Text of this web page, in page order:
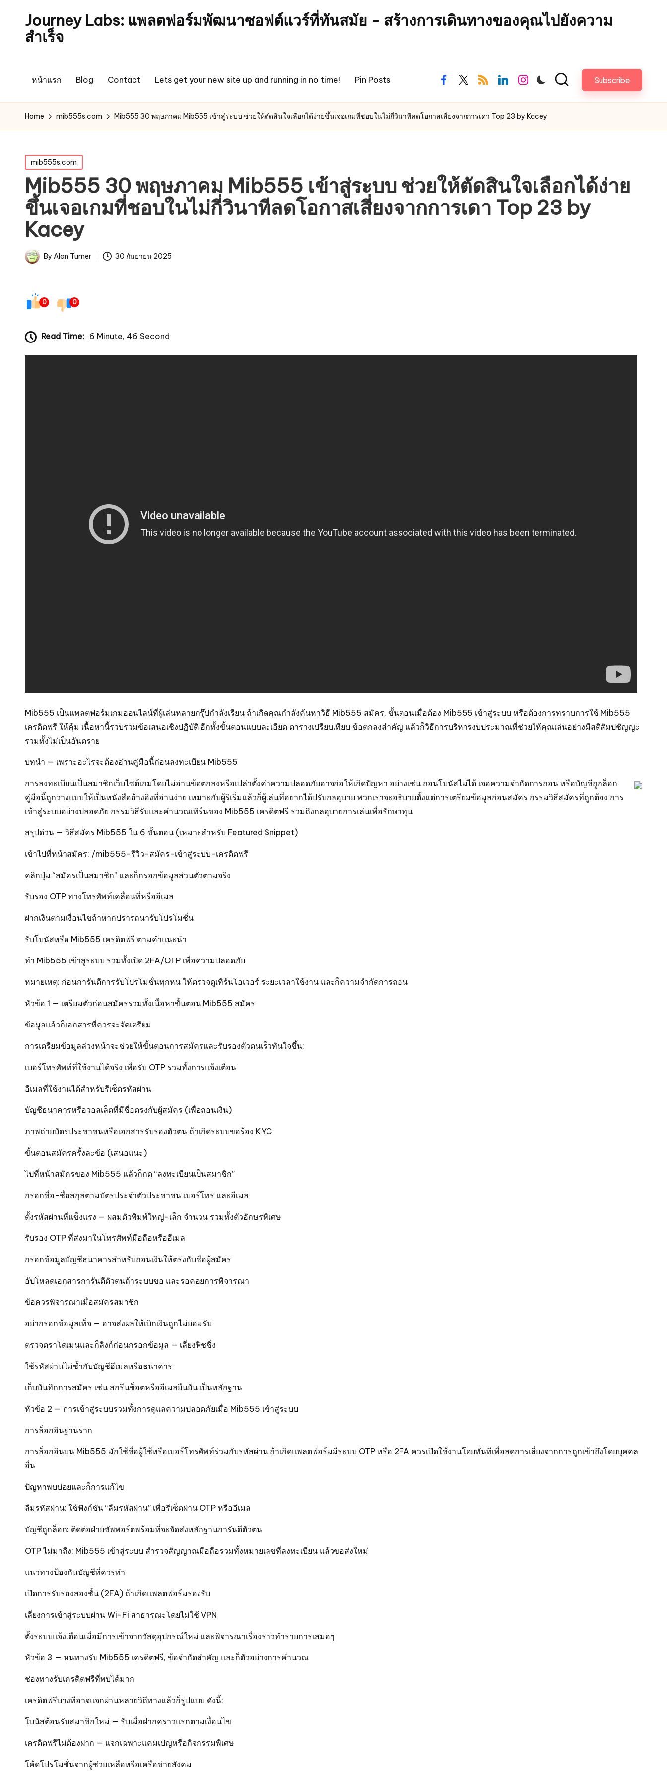
Journey Labs: แพลตฟอร์มพัฒนาซอฟต์แวร์ที่ทันสมัย - สร้างการเดินทางของคุณไปยังความ
สำเร็จ
หน้าแรก Blog Contact Lets get your new site up and running in no time! Pin Posts facebook.com
twitter.com
rss.comlinkedin.com
instagram.com Subscribe
Home mib555s.com Mib555 30 พฤษภาคม Mib555 เข้าสู่ระบบ ช่วยให้ตัดสินใจเลือกได้ง่ายขึ้นเจอเกมที่ชอบในไม่กี่วินาทีลดโอกาสเสี่ยงจากการเดา Top 23 by Kacey
Posted
in
mib555s.com
Mib555 30 พฤษภาคม Mib555 เข้าสู่ระบบ ช่วยให้ตัดสินใจเลือกได้ง่าย
ขึ้นเจอเกมที่ชอบในไม่กี่วินาทีลดโอกาสเสี่ยงจากการเดา Top 23 by
Kacey
PostedBy Alan Turner 30 กันยายน 2025
0 0
Read Time: 6 Minute, 46 Second
Mib555 เป็นแพลตฟอร์มเกมออนไลน์ที่ผู้เล่นหลายกรุ๊ปกำลังเรียน ถ้าเกิดคุณกำลังค้นหาวิธี Mib555 สมัคร, ขั้นตอนเมื่อต้อง Mib555 เข้าสู่ระบบ หรือต้องการทราบการใช้ Mib555
เครดิตฟรี ให้คุ้ม เนื้อหานี้รวบรวมข้อเสนอเชิงปฏิบัติ อีกทั้งขั้นตอนแบบละเอียด ตารางเปรียบเทียบ ข้อตกลงสำคัญ แล้วก็วิธีการบริหารงบประมาณที่ช่วยให้คุณเล่นอย่างมีสติสัมปชัญญะ
รวมทั้งไม่เป็นอันตราย
บทนำ — เพราะอะไรจะต้องอ่านคู่มือนี้ก่อนลงทะเบียน Mib555
การลงทะเบียนเป็นสมาชิกเว็บไซต์เกมโดยไม่อ่านข้อตกลงหรือเปล่าตั้งค่าความปลอดภัยอาจก่อให้เกิดปัญหา อย่างเช่น ถอนโบนัสไม่ได้ เจอความจำกัดการถอน หรือบัญชีถูกล็อก
คู่มือนี้ถูกวางแบบให้เป็นหนังสืออ้างอิงที่อ่านง่าย เหมาะกับผู้ริเริ่มแล้วก็ผู้เล่นที่อยากได้ปรับกลอุบาย พวกเราจะอธิบายตั้งแต่การเตรียมข้อมูลก่อนสมัคร กรรมวิธีสมัครที่ถูกต้อง การ
เข้าสู่ระบบอย่างปลอดภัย กรรมวิธีรับและคำนวณเทิร์นของ Mib555 เครดิตฟรี รวมถึงกลอุบายการเล่นเพื่อรักษาทุน
สรุปด่วน — วิธีสมัคร Mib555 ใน 6 ขั้นตอน (เหมาะสำหรับ Featured Snippet)
เข้าไปที่หน้าสมัคร: /mib555-รีวิว-สมัคร-เข้าสู่ระบบ-เครดิตฟรี
คลิกปุ่ม “สมัครเป็นสมาชิก” และก็กรอกข้อมูลส่วนตัวตามจริง
รับรอง OTP ทางโทรศัพท์เคลื่อนที่หรืออีเมล
ฝากเงินตามเงื่อนไขถ้าหากปรารถนารับโปรโมชั่น
รับโบนัสหรือ Mib555 เครดิตฟรี ตามคำแนะนำ
ทำ Mib555 เข้าสู่ระบบ รวมทั้งเปิด 2FA/OTP เพื่อความปลอดภัย
หมายเหตุ: ก่อนการันตีการรับโปรโมชั่นทุกหน ให้ตรวจดูเทิร์นโอเวอร์ ระยะเวลาใช้งาน และก็ความจำกัดการถอน
หัวข้อ 1 — เตรียมตัวก่อนสมัครรวมทั้งเนื้อหาขั้นตอน Mib555 สมัคร
ข้อมูลแล้วก็เอกสารที่ควรจะจัดเตรียม
การเตรียมข้อมูลล่วงหน้าจะช่วยให้ขั้นตอนการสมัครและรับรองตัวตนเร็วทันใจขึ้น:
เบอร์โทรศัพท์ที่ใช้งานได้จริง เพื่อรับ OTP รวมทั้งการแจ้งเตือน
อีเมลที่ใช้งานได้สำหรับรีเซ็ตรหัสผ่าน
บัญชีธนาคารหรือวอลเล็ตที่มีชื่อตรงกับผู้สมัคร (เพื่อถอนเงิน)
ภาพถ่ายบัตรประชาชนหรือเอกสารรับรองตัวตน ถ้าเกิดระบบขอร้อง KYC
ขั้นตอนสมัครครั้งละข้อ (เสนอแนะ)
ไปที่หน้าสมัครของ Mib555 แล้วก็กด “ลงทะเบียนเป็นสมาชิก”
กรอกชื่อ-ชื่อสกุลตามบัตรประจำตัวประชาชน เบอร์โทร และอีเมล
ตั้งรหัสผ่านที่แข็งแรง — ผสมตัวพิมพ์ใหญ่-เล็ก จำนวน รวมทั้งตัวอักษรพิเศษ
รับรอง OTP ที่ส่งมาในโทรศัพท์มือถือหรืออีเมล
กรอกข้อมูลบัญชีธนาคารสำหรับถอนเงินให้ตรงกับชื่อผู้สมัคร
อัปโหลดเอกสารการันตีตัวตนถ้าระบบขอ และรอคอยการพิจารณา
ข้อควรพิจารณาเมื่อสมัครสมาชิก
อย่ากรอกข้อมูลเท็จ — อาจส่งผลให้เบิกเงินถูกไม่ยอมรับ
ตรวจตราโดเมนและก็ลิงก์ก่อนกรอกข้อมูล — เลี่ยงฟิชชิ่ง
ใช้รหัสผ่านไม่ซ้ำกับบัญชีอีเมลหรือธนาคาร
เก็บบันทึกการสมัคร เช่น สกรีนช็อตหรืออีเมลยืนยัน เป็นหลักฐาน
หัวข้อ 2 — การเข้าสู่ระบบรวมทั้งการดูแลความปลอดภัยเมื่อ Mib555 เข้าสู่ระบบ
การล็อกอินฐานราก
การล็อกอินบน Mib555 มักใช้ชื่อผู้ใช้หรือเบอร์โทรศัพท์ร่วมกับรหัสผ่าน ถ้าเกิดแพลตฟอร์มมีระบบ OTP หรือ 2FA ควรเปิดใช้งานโดยทันทีเพื่อลดการเสี่ยงจากการถูกเข้าถึงโดยบุคคล
อื่น
ปัญหาพบบ่อยและก็การแก้ไข
ลืมรหัสผ่าน: ใช้ฟังก์ชัน “ลืมรหัสผ่าน” เพื่อรีเซ็ตผ่าน OTP หรืออีเมล
บัญชีถูกล็อก: ติดต่อฝ่ายซัพพอร์ตพร้อมที่จะจัดส่งหลักฐานการันตีตัวตน
OTP ไม่มาถึง: Mib555 เข้าสู่ระบบ สำรวจสัญญาณมือถือรวมทั้งหมายเลขที่ลงทะเบียน แล้วขอส่งใหม่
แนวทางป้องกันบัญชีที่ควรทำ
เปิดการรับรองสองชั้น (2FA) ถ้าเกิดแพลตฟอร์มรองรับ
เลี่ยงการเข้าสู่ระบบผ่าน Wi-Fi สาธารณะโดยไม่ใช้ VPN
ตั้งระบบแจ้งเตือนเมื่อมีการเข้าจากวัสดุอุปกรณ์ใหม่ และพิจารณาเรื่องราวทำรายการเสมอๆ
หัวข้อ 3 — หนทางรับ Mib555 เครดิตฟรี, ข้อจำกัดสำคัญ และก็ตัวอย่างการคำนวณ
ช่องทางรับเครดิตฟรีที่พบได้มาก
เครดิตฟรีบางทีอาจแจกผ่านหลายวิถีทางแล้วก็รูปแบบ ดังนี้:
โบนัสต้อนรับสมาชิกใหม่ — รับเมื่อฝากคราวแรกตามเงื่อนไข
เครดิตฟรีไม่ต้องฝาก — แจกเฉพาะแคมเปญหรือกิจกรรมพิเศษ
โค้ดโปรโมชั่นจากผู้ช่วยเหลือหรือเครือข่ายสังคม